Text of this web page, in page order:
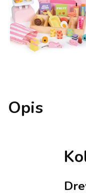
Opis